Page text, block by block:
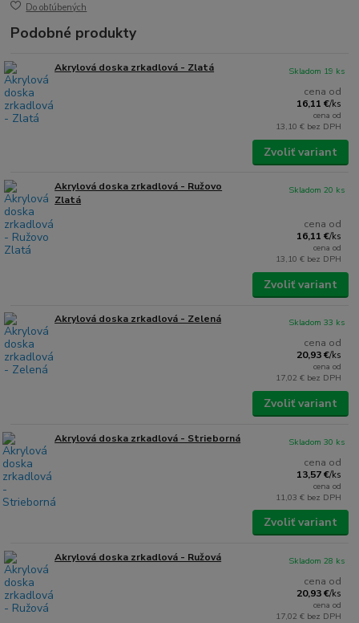
Do obľúbených
Podobné produkty
Akrylová doska zrkadlová - Zlatá
cena od
16,11 €/ks
cena od
13,10 € bez DPH
Skladom 19 ks
Zvoliť variant
Akrylová doska zrkadlová - Ružovo
Zlatá
cena od
16,11 €/ks
cena od
13,10 € bez DPH
Skladom 20 ks
Zvoliť variant
Akrylová doska zrkadlová - Zelená
cena od
20,93 €/ks
cena od
17,02 € bez DPH
Skladom 33 ks
Zvoliť variant
Akrylová doska zrkadlová - Strieborná
cena od
13,57 €/ks
cena od
11,03 € bez DPH
Skladom 30 ks
Zvoliť variant
Akrylová doska zrkadlová - Ružová
cena od
20,93 €/ks
cena od
17,02 € bez DPH
Skladom 28 ks